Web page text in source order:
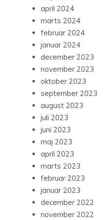
april 2024
marts 2024
februar 2024
januar 2024
december 2023
november 2023
oktober 2023
september 2023
august 2023
juli 2023
juni 2023
maj 2023
april 2023
marts 2023
februar 2023
januar 2023
december 2022
november 2022